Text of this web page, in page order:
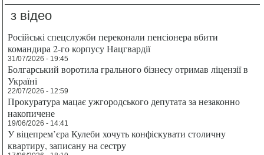
з відео
Російські спецслужби переконали пенсіонера вбити
командира 2-го корпусу Нацгвардії
31/07/2026 - 19:45
Болгарський воротила грального бізнесу отримав ліцензії в
Україні
22/07/2026 - 12:59
Прокуратура мацає ужгородського депутата за незаконно
накопичене
19/06/2026 - 14:41
У віцепрем’єра Кулеби хочуть конфіскувати столичну
квартиру, записану на сестру